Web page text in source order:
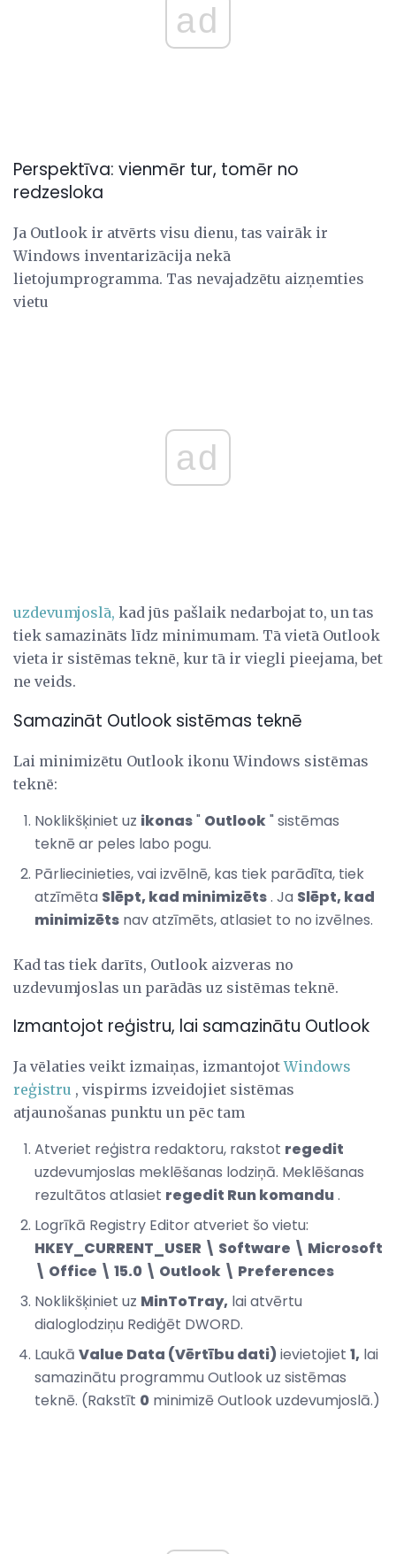
ad
Perspektīva: vienmēr tur, tomēr no
redzesloka
Ja Outlook ir atvērts visu dienu, tas vairāk ir
Windows inventarizācija nekā
lietojumprogramma. Tas nevajadzētu aizņemties
vietu
ad
uzdevumjoslā, kad jūs pašlaik nedarbojat to, un tas
tiek samazināts līdz minimumam. Tā vietā Outlook
vieta ir sistēmas teknē, kur tā ir viegli pieejama, bet
ne veids.
Samazināt Outlook sistēmas teknē
Lai minimizētu Outlook ikonu Windows sistēmas
teknē:
Noklikšķiniet uz ikonas" Outlook" sistēmas
teknē ar peles labo pogu.
Pārliecinieties, vai izvēlnē, kas tiek parādīta, tiek
atzīmēta Slēpt, kad minimizēts. Ja Slēpt, kad
minimizēts nav atzīmēts, atlasiet to no izvēlnes.
Kad tas tiek darīts, Outlook aizveras no
uzdevumjoslas un parādās uz sistēmas teknē.
Izmantojot reģistru, lai samazinātu Outlook
Ja vēlaties veikt izmaiņas, izmantojotWindows
reģistru , vispirms izveidojiet sistēmas
atjaunošanas punktu un pēc tam
Atveriet reģistra redaktoru, rakstot regedit
uzdevumjoslas meklēšanas lodziņā. Meklēšanas
rezultātos atlasiet regedit Run komandu.
Logrīkā Registry Editor atveriet šo vietu:
HKEY_CURRENT_USER \ Software \ Microsoft
\ Office \ 15.0 \ Outlook \ Preferences
Noklikšķiniet uz MinToTray, lai atvērtu
dialoglodziņu Rediģēt DWORD.
Laukā Value Data (Vērtību dati)ievietojiet 1, lai
samazinātu programmu Outlook uz sistēmas
teknē. (Rakstīt 0 minimizē Outlook uzdevumjoslā.)